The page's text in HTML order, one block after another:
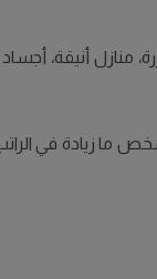
أنيقة، أجساد